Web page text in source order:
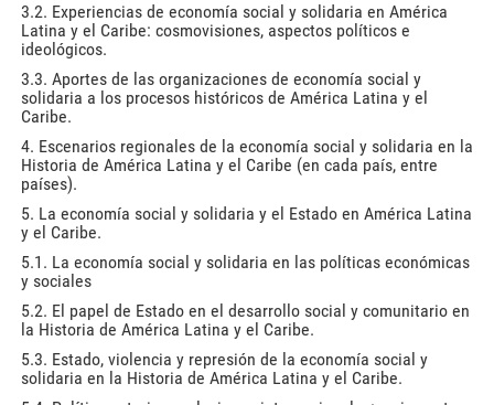
3.2. Experiencias de economía social y solidaria en América
Latina y el Caribe: cosmovisiones, aspectos políticos e
ideológicos.
3.3. Aportes de las organizaciones de economía social y
solidaria a los procesos históricos de América Latina y el
Caribe.
4. Escenarios regionales de la economía social y solidaria en la
Historia de América Latina y el Caribe (en cada país, entre
países).
5. La economía social y solidaria y el Estado en América Latina
y el Caribe.
5.1. La economía social y solidaria en las políticas económicas
y sociales
5.2. El papel de Estado en el desarrollo social y comunitario en
la Historia de América Latina y el Caribe.
5.3. Estado, violencia y represión de la economía social y
solidaria en la Historia de América Latina y el Caribe.